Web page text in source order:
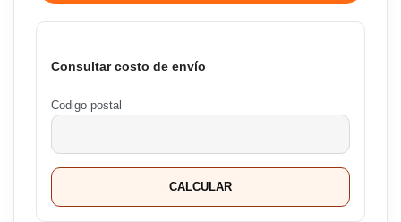
Consultar costo de envío
Codigo postal
CALCULAR